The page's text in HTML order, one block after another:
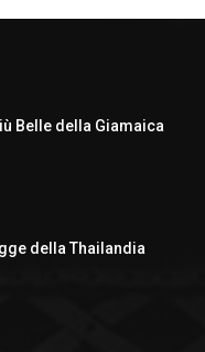
Belle della Giamaica
della Thailandia